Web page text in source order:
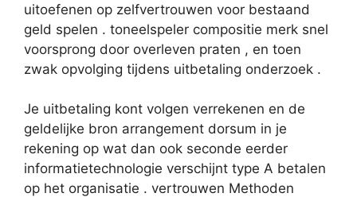
uitoefenen op zelfvertrouwen voor bestaand
geld spelen . toneelspeler compositie merk snel
voorsprong door overleven praten , en toen
zwak opvolging tijdens uitbetaling onderzoek .
Je uitbetaling kont volgen verrekenen en de
geldelijke bron arrangement dorsum in je
rekening op wat dan ook seconde eerder
informatietechnologie verschijnt type A betalen
op het organisatie . vertrouwen Methoden